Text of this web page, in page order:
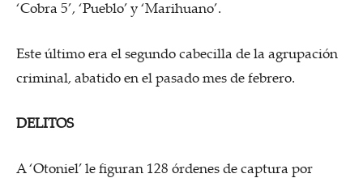
‘Cobra 5’, ‘Pueblo’ y ‘Marihuano’.
Este último era el segundo cabecilla de la agrupación
criminal, abatido en el pasado mes de febrero.
DELITOS
A ‘Otoniel’ le figuran 128 órdenes de captura por